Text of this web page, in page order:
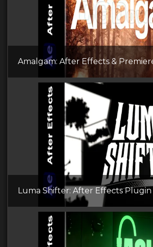
Amalgam: After Effects &
Luma Shifter: After Effects Plugin